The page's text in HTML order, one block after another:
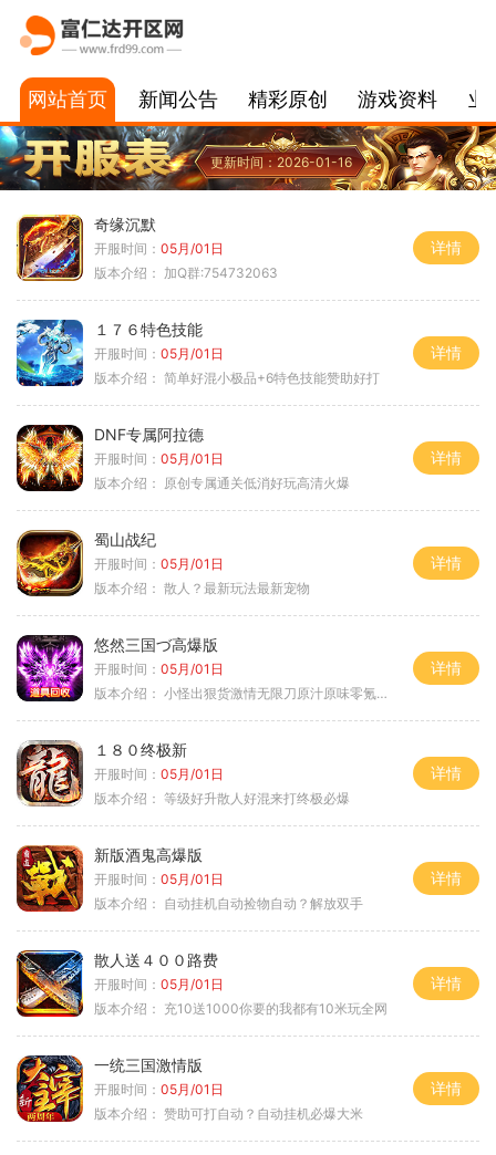
网站首页 新闻公告 精彩原创 游戏资料 业
更新时间：2026-01-16
奇缘沉默
开服时间： 05月/01日
版本介绍： 加Q群:754732063
详情
１７６特色技能
开服时间： 05月/01日
版本介绍： 简单好混小极品+6特色技能赞助好打
详情
DNF专属阿拉德
开服时间： 05月/01日
版本介绍：
原创专属通关低消好玩高清火爆
详情
蜀山战纪
开服时间： 05月/01日
版本介绍： 散人？最新玩法最新宠物
详情
悠然三国づ高爆版
开服时间： 05月/01日
版本介绍： 小怪出狠货激情无限刀原汁原味零氪通关
详情
１８０终极新
开服时间： 05月/01日
版本介绍： 等级好升散人好混来打终极必爆
详情
新版酒鬼高爆版
开服时间： 05月/01日
版本介绍： 自动挂机自动捡物自动？解放双手
详情
散人送４００路费
开服时间： 05月/01日
版本介绍： 充10送1000你要的我都有10米玩全网
详情
一统三国激情版
开服时间： 05月/01日
版本介绍： 赞助可打自动？自动挂机必爆大米
详情